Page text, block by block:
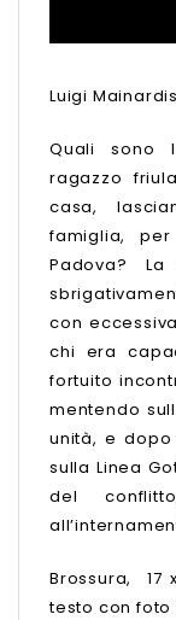
Luigi Mainardis
Quali sono
ragazzo
casa,
famiglia,
Padova?
con
chi era
fortuito
mentendo
unità, e
sulla Linea
del
Brossura, 17
testo con foto